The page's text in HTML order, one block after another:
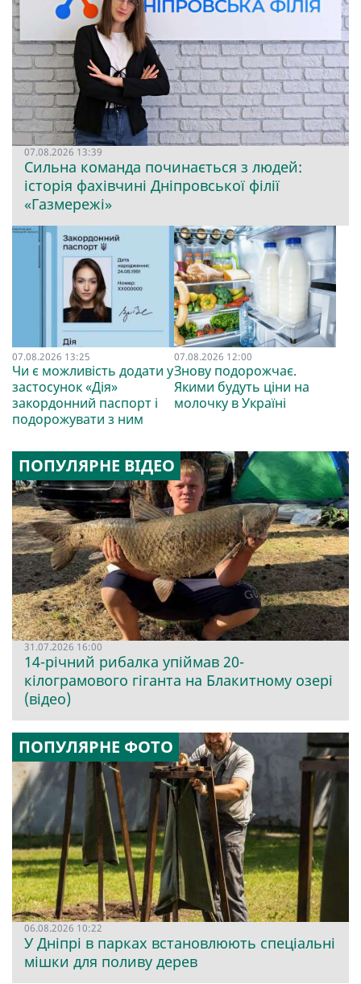
07.08.2026 13:39
Сильна команда починається з людей:
історія фахівчині Дніпровської філії
«Газмережі»
07.08.2026 13:25
Чи є можливість додати у
застосунок «Дія»
закордонний паспорт і
подорожувати з ним
07.08.2026 12:00
Знову подорожчає.
Якими будуть ціни на
молочку в Україні
ПОПУЛЯРНЕ ВІДЕО
31.07.2026 16:00
14-річний рибалка упіймав 20-
кілограмового гіганта на Блакитному озері
(відео)
ПОПУЛЯРНЕ ФОТО
06.08.2026 10:22
У Дніпрі в парках встановлюють спеціальні
мішки для поливу дерев